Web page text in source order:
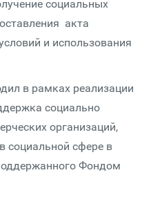
социальных
акта
и использования
в рамках реализации
социально
организаций,
социальной сфере в
Фондом